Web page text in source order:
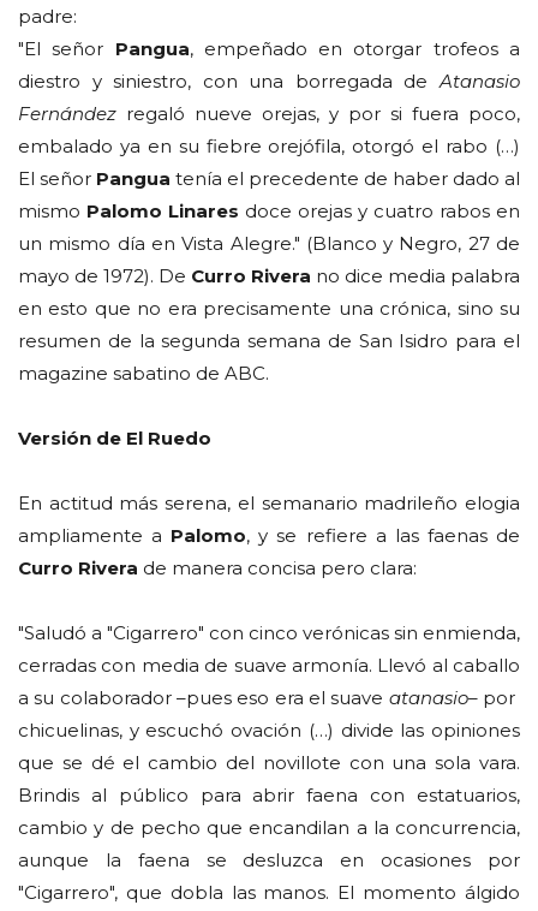
padre:
"El señor Pangua, empeñado en otorgar trofeos a
diestro y siniestro, con una borregada de Atanasio
Fernández regaló nueve orejas, y por si fuera poco,
embalado ya en su fiebre orejófila, otorgó el rabo (…)
El señor Pangua tenía el precedente de haber dado al
mismo Palomo Linares doce orejas y cuatro rabos en
un mismo día en Vista Alegre." (Blanco y Negro, 27 de
mayo de 1972). De Curro Rivera no dice media palabra
en esto que no era precisamente una crónica, sino su
resumen de la segunda semana de San Isidro para el
magazine sabatino de ABC.
Versión de El Ruedo
En actitud más serena, el semanario madrileño elogia
ampliamente a Palomo, y se refiere a las faenas de
Curro Rivera de manera concisa pero clara:
"Saludó a "Cigarrero" con cinco verónicas sin enmienda,
cerradas con media de suave armonía. Llevó al caballo
a su colaborador –pues eso era el suave atanasio–por
chicuelinas, y escuchó ovación (…) divide las opiniones
que se dé el cambio del novillote con una sola vara.
Brindis al público para abrir faena con estatuarios,
cambio y de pecho que encandilan a la concurrencia,
aunque la faena se desluzca en ocasiones por
"Cigarrero", que dobla las manos. El momento álgido